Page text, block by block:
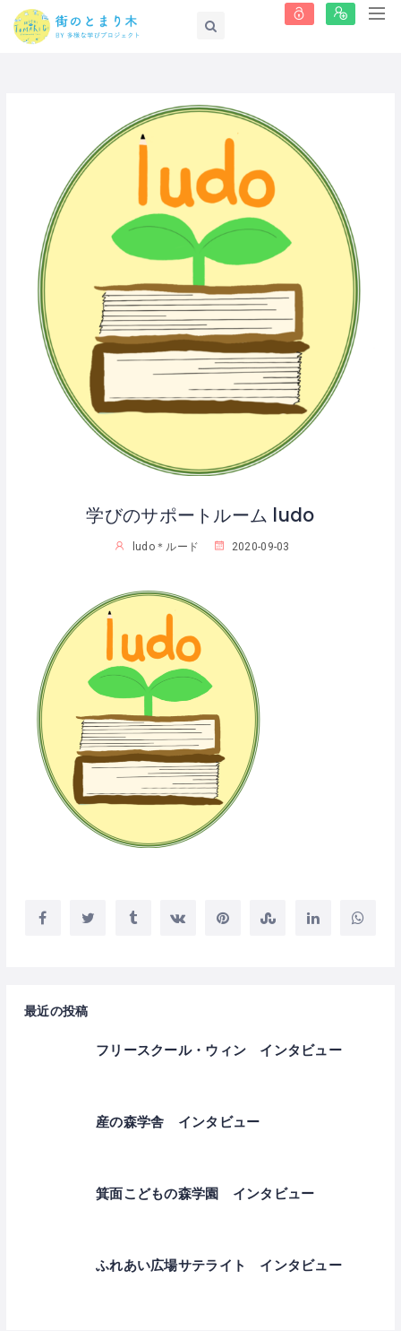
学びのサポートルーム ludo
ludo＊ルード 2020-09-03
最近の投稿
フリースクール・ウィン インタビュー
産の森学舎 インタビュー
箕面こどもの森学園 インタビュー
ふれあい広場サテライト インタビュー